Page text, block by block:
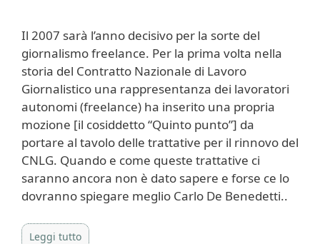
Il 2007 sarà l’anno decisivo per la sorte del
giornalismo freelance. Per la prima volta nella
storia del Contratto Nazionale di Lavoro
Giornalistico una rappresentanza dei lavoratori
autonomi (freelance) ha inserito una propria
mozione [il cosiddetto “Quinto punto”] da
portare al tavolo delle trattative per il rinnovo del
CNLG. Quando e come queste trattative ci
saranno ancora non è dato sapere e forse ce lo
dovranno spiegare meglio Carlo De Benedetti..
Leggi tutto